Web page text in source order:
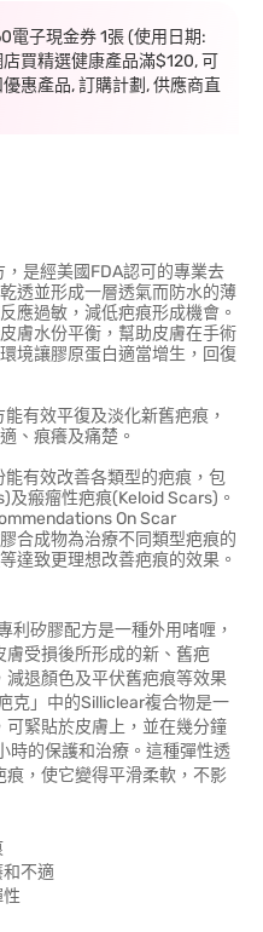
子現金券 1張 (使用日期:
買精選健康產品滿$120, 可
惠產品, 訂購計劃, 供應商直
是經美國FDA認可的專業去
透並形成一層透氣而防水的薄
應過敏，減低疤痕形成機會。
膚水份平衡，幫助皮膚在手術
境讓膠原蛋白適當增生，回復
有效平復及淡化新舊疤痕，
、痕癢及痛楚。
有效改善各類型的疤痕，包
瘢瘤性疤痕(Keloid Scars)。
On Scar
合成物為治療不同類型疤痕的
達致更理想改善疤痕的效果。
矽膠配方是一種外用啫喱，
膚受損後所形成的新、舊疤
退顏色及平伏舊疤痕等效果
克」中的Silliclear複合物是一
可緊貼於皮膚上，並在幾分鐘
時的保護和治療。這種彈性透
痕，使它變得平滑柔軟，不影
不適